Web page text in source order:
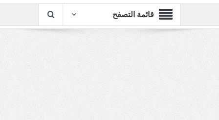
قائمة التصفح